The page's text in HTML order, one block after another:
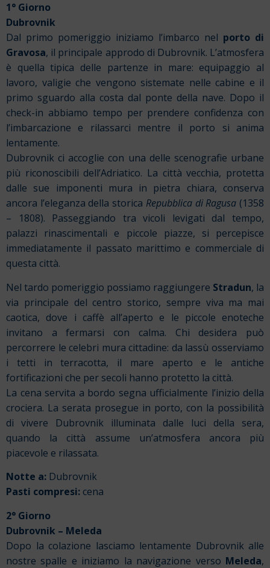
1° Giorno
Dubrovnik
Dal primo pomeriggio iniziamo l’imbarco nel porto di
Gravosa, il principale approdo di Dubrovnik. L’atmosfera
è quella tipica delle partenze in mare: equipaggio al
lavoro, valigie che vengono sistemate nelle cabine e il
primo sguardo alla costa dal ponte della nave. Dopo il
check-in abbiamo tempo per prendere confidenza con
l’imbarcazione e rilassarci mentre il porto si anima
lentamente.
Dubrovnik ci accoglie con una delle scenografie urbane
più riconoscibili dell’Adriatico. La città vecchia, protetta
dalle sue imponenti mura in pietra chiara, conserva
ancora l’eleganza della storica Repubblica di Ragusa (1358
– 1808). Passeggiando tra vicoli levigati dal tempo,
palazzi rinascimentali e piccole piazze, si percepisce
immediatamente il passato marittimo e commerciale di
questa città.
Nel tardo pomeriggio possiamo raggiungere Stradun, la
via principale del centro storico, sempre viva ma mai
caotica, dove i caffè all’aperto e le piccole enoteche
invitano a fermarsi con calma. Chi desidera può
percorrere le celebri mura cittadine: da lassù osserviamo
i tetti in terracotta, il mare aperto e le antiche
fortificazioni che per secoli hanno protetto la città.
La cena servita a bordo segna ufficialmente l’inizio della
crociera. La serata prosegue in porto, con la possibilità
di vivere Dubrovnik illuminata dalle luci della sera,
quando la città assume un’atmosfera ancora più
piacevole e rilassata.
Notte a: Dubrovnik
Pasti compresi: cena
2° Giorno
Dubrovnik – Meleda
Dopo la colazione lasciamo lentamente Dubrovnik alle
nostre spalle e iniziamo la navigazione verso Meleda,